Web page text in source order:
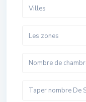
Villes
Les zones